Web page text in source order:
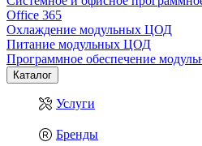
Office 365
Охлаждение модульных ЦОД
Питание модульных ЦОД
Программное обеспечение
Каталог
Услуги
Бренды